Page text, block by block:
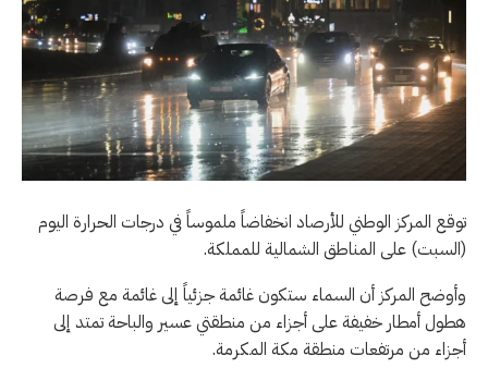
توقع المركز الوطني للأرصاد انخفاضاً ملموساً في درجات الحرارة اليوم
(السبت) على المناطق الشمالية للمملكة.
وأوضح المركز أن السماء ستكون غائمة جزئياً إلى غائمة مع فرصة
هطول أمطار خفيفة على أجزاء من منطقتي عسير والباحة تمتد إلى
أجزاء من مرتفعات منطقة مكة المكرمة.